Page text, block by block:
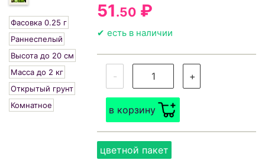
Фасовка 0.25 г
Раннеспелый
Высота до 20 см
Масса до 2 кг
Открытый грунт
Комнатное
51.50 ₽
✔ есть в наличии
- +
в корзину
цветной пакет